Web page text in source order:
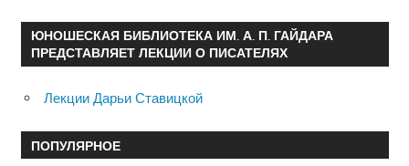
ЮНОШЕСКАЯ БИБЛИОТЕКА ИМ. А. П. ГАЙДАРА
ПРЕДСТАВЛЯЕТ ЛЕКЦИИ О ПИСАТЕЛЯХ
Лекции Дарьи Ставицкой
ПОПУЛЯРНОЕ